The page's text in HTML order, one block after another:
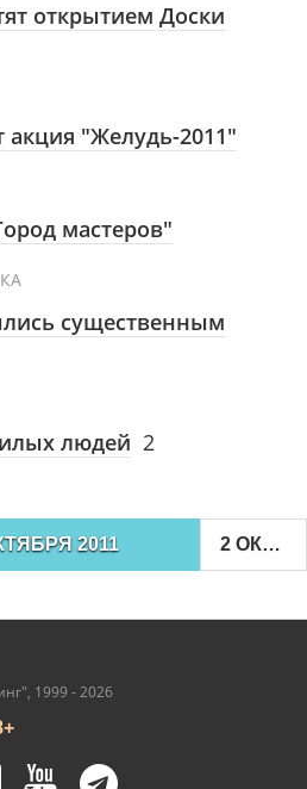
открытием Доски
акция "Желудь-2011"
мастеров"
существенным
людей 2
2011 2 ОКТЯБРЯ 2011
1999 - 2026